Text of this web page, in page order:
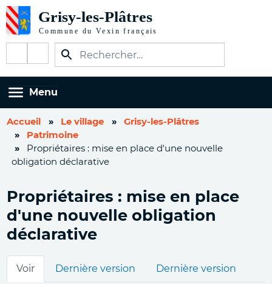
au
contenu
principal
sociaux
Menu
Accueil Le village
Grisy-les-Plâtres
Patrimoine
Propriétaires : mise en place d'une nouvelle
obligation déclarative
Propriétaires : mise en place
d'une nouvelle obligation
déclarative
Onglets
Voir Dernière version Dernière version